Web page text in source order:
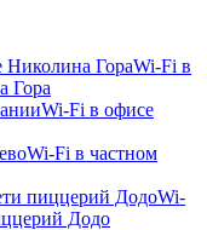
Wi-Fi в
Гора
Wi-Fi в офисе
Wi-Fi в частном
Wi-
Додо